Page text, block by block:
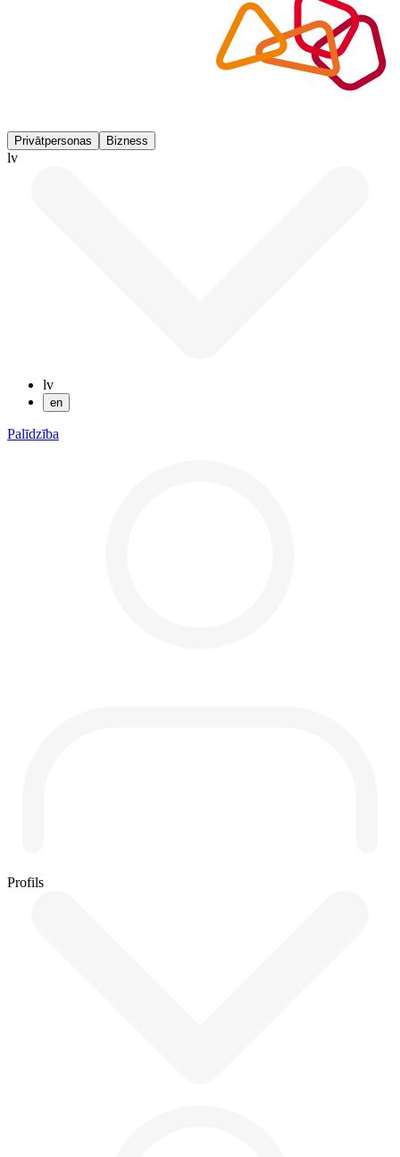
Privātpersonas Bizness
lv
lv
en
Palīdzība
Profils